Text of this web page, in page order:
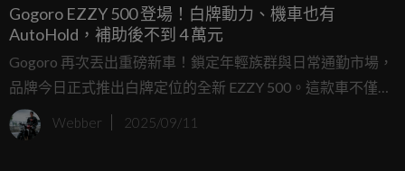
Gogoro EZZY 500 登場！白牌動力、機車也有
AutoHold，補助後不到 4 萬元
Gogoro 再次丟出重磅新車！鎖定年輕族群與日常通勤市場，
品牌今日正式推出白牌定位的全新 EZZY 500。這款車不僅搭
載 5.5kW 白牌動力馬達，性能比過去綠牌的 EZZY 更強，還
首次搭載類似汽車 Auto Hold 的便利配備，補助後最低入手
Webber 2025/09/11